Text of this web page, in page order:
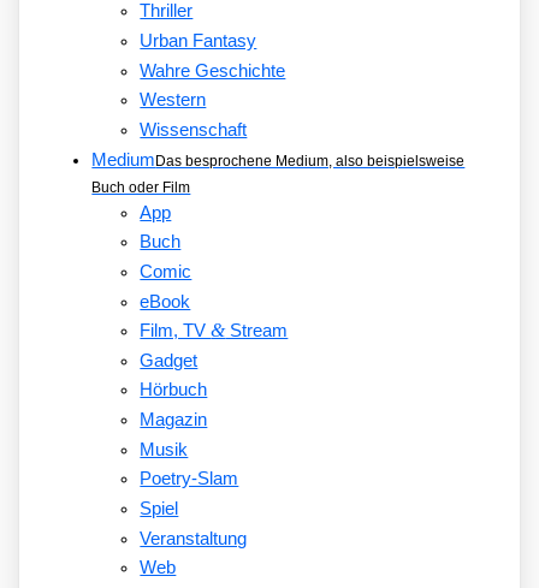
Thriller
Urban Fantasy
Wahre Geschichte
Western
Wissenschaft
MediumDas besprochene Medium, also beispielsweise
Buch oder Film
App
Buch
Comic
eBook
Film, TV&Stream
Gadget
Hörbuch
Magazin
Musik
Poetry-Slam
Spiel
Veranstaltung
Web